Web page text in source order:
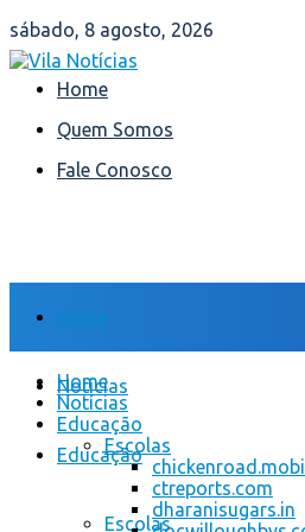
sábado, 8 agosto, 2026
Home
Quem Somos
Fale Conosco
Home
Notícias
Educação
Escolas
Home
Notícias
Educação
Escolas
chickenroad.mobi
ctreports.com
dharanisugars.in